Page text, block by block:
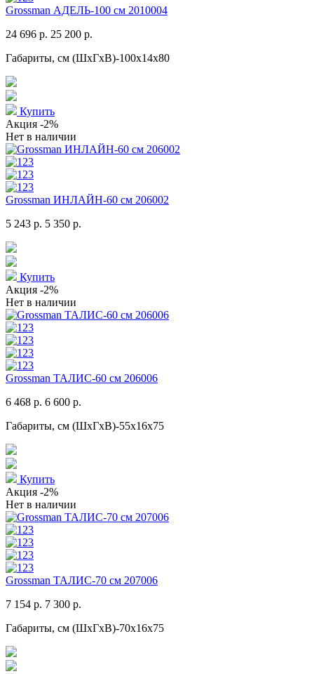
Grossman АДЕЛЬ-100 см 2010004
24 696 р. 25 200 р.
Габариты, см (ШхГхВ)-100x14x80
Купить
Акция -2%
Нет в наличии
Grossman ИНЛАЙН-60 см 206002
5 243 р. 5 350 р.
Купить
Акция -2%
Нет в наличии
Grossman ТАЛИС-60 см 206006
6 468 р. 6 600 р.
Габариты, см (ШхГхВ)-55x16x75
Купить
Акция -2%
Нет в наличии
Grossman ТАЛИС-70 см 207006
7 154 р. 7 300 р.
Габариты, см (ШхГхВ)-70x16x75